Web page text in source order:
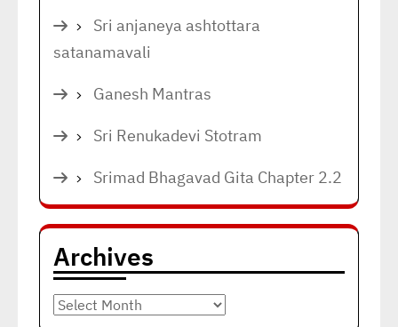
Sri anjaneya ashtottara
satanamavali
Ganesh Mantras
Sri Renukadevi Stotram
Srimad Bhagavad Gita Chapter 2.2
Archives
Archives